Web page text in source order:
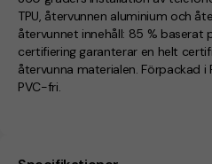
TPU, återvunnen aluminium och
återvunnet innehåll: 85 % baserat
certifiering garanterar en helt
återvunna materialen. Förpackad
PVC-fri.